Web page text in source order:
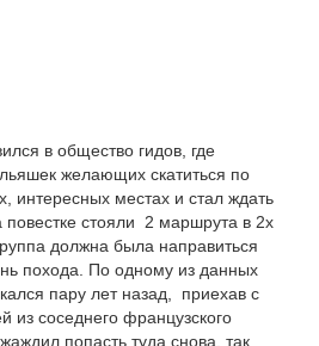
в общество гидов, где
желающих скатиться по
интересных местах и стал ждать
стояли 2 маршрута в 2х
должна была направиться
похода. По одному из данных
пару лет назад, приехав с
из соседнего французского
попасть туда снова, так